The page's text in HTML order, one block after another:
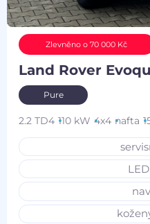
Zlevněno o 70 000 Kč
Land Rover
Pure
2.2 TD4 110 kW 4x4 nafta